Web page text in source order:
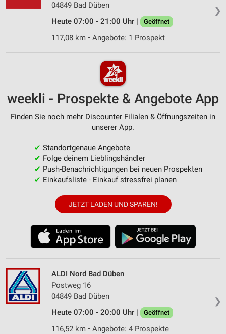
❯
04849 Bad Düben
Heute 07:00 - 21:00 Uhr |
Geöffnet
117,08 km • Angebote: 1 Prospekt
weekli - Prospekte & Angebote App
Finden Sie noch mehr Discounter Filialen & Öffnungszeiten in
unserer App.
✔ Standortgenaue Angebote
✔ Folge deinem Lieblingshändler
✔ Push-Benachrichtigungen bei neuen Prospekten
✔ Einkaufsliste - Einkauf stressfrei planen
JETZT LADEN UND SPAREN!
❯
ALDI Nord Bad Düben
Postweg 16
04849 Bad Düben
Heute 07:00 - 20:00 Uhr |
Geöffnet
116,52 km • Angebote: 4 Prospekte